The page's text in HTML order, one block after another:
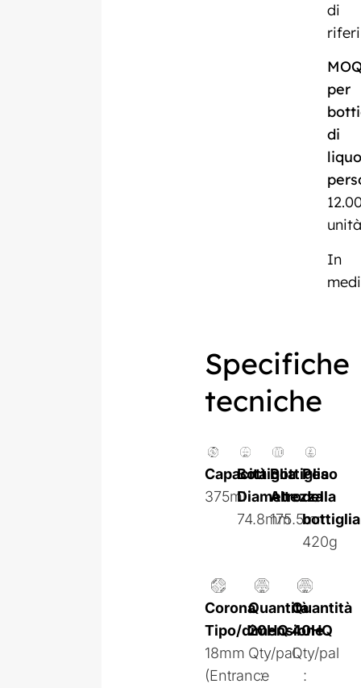
di
per
di
In
Specifiche
tecniche
Capacità
375ml
Bottiglia
Diametro
74.8mm
Bottiglia
Altezza
175.5mm
Peso
della
bottiglia
420g
Corona
Tipo/dimensione
18mm
(Entrance
Quantità
20HQ
Qty/pal
:
Quantità
40HQ
Qty/pal
: